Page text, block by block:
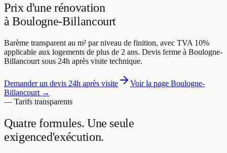
Prix d'une rénovation
àBoulogne-Billancourt
Barème transparent au m² par niveau de finition, avec TVA 10%
applicable aux logements de plus de 2 ans. Devis ferme à Boulogne-
Billancourt sous 24h après visite technique.
Demander un devis 24h après visite Voir la page Boulogne-
Billancourt →
— Tarifs transparents
Quatre formules. Une seule
exigenced'exécution.